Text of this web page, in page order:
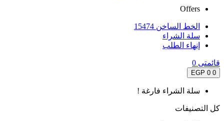
Offers
الخط الساخن 15474
سلة الشراء
إنهاء الطلب
قائمتى 0
0
0 EGP
سلة الشراء فارغة !
كل التصنيفات